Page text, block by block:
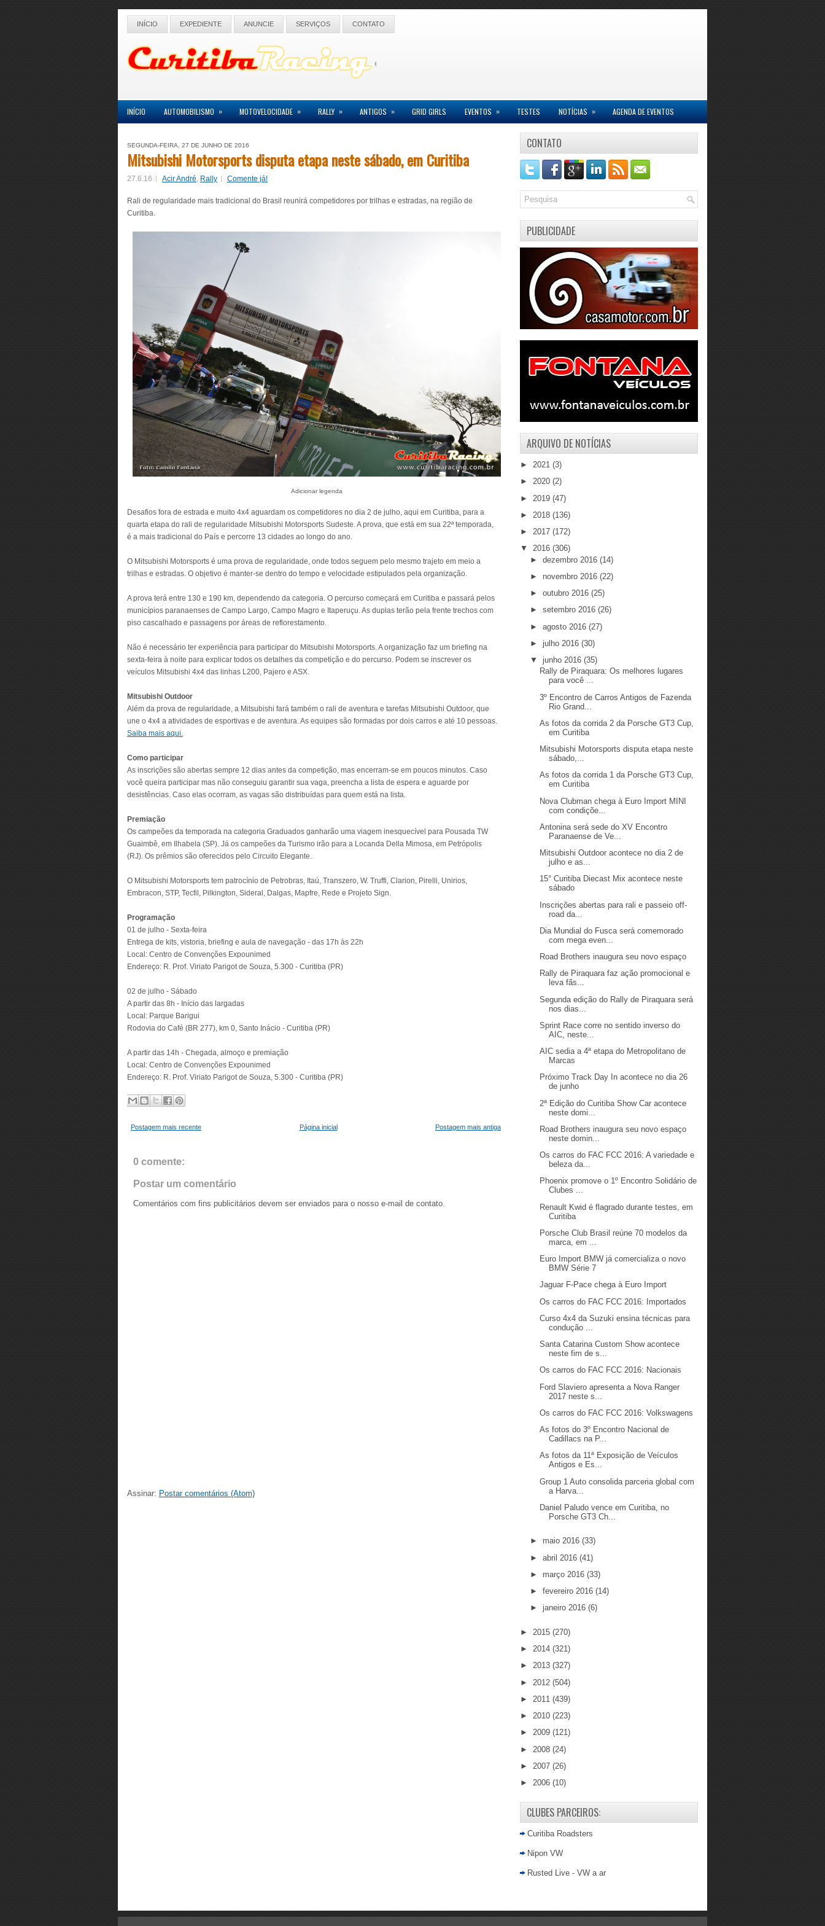
INÍCIO EXPEDIENTE ANUNCIE SERVIÇOS CONTATO
INÍCIO AUTOMOBILISMO » MOTOVELOCIDADE » RALLY » ANTIGOS » GRID GIRLS EVENTOS » TESTES NOTÍCIAS » AGENDA DE EVENTOS
SEGUNDA-FEIRA, 27 DE JUNHO DE 2016
Mitsubishi Motorsports disputa etapa neste sábado, em Curitiba
27.6.16 Acir André, Rally Comente já!
Rali de regularidade mais tradicional do Brasil reunirá competidores por trilhas e estradas, na região de
Curitiba.
Adicionar legenda
Desafios fora de estrada e muito 4x4 aguardam os competidores no dia 2 de julho, aqui em Curitiba, para a
quarta etapa do rali de regularidade Mitsubishi Motorsports Sudeste. A prova, que está em sua 22ª temporada,
é a mais tradicional do País e percorre 13 cidades ao longo do ano.
O Mitsubishi Motorsports é uma prova de regularidade, onde todos seguem pelo mesmo trajeto em meio a
trilhas e estradas. O objetivo é manter-se dentro do tempo e velocidade estipulados pela organização.
A prova terá entre 130 e 190 km, dependendo da categoria. O percurso começará em Curitiba e passará pelos
municípios paranaenses de Campo Largo, Campo Magro e Itaperuçu. As duplas terão pela frente trechos com
piso cascalhado e passagens por áreas de reflorestamento.
Não é necessário ter experiência para participar do Mitsubishi Motorsports. A organização faz um briefing na
sexta-feira à noite para explicar todos os detalhes da competição e do percurso. Podem se inscrever os
veículos Mitsubishi 4x4 das linhas L200, Pajero e ASX.
Mitsubishi Outdoor
Além da prova de regularidade, a Mitsubishi fará também o rali de aventura e tarefas Mitsubishi Outdoor, que
une o 4x4 a atividades de esportivas e de aventura. As equipes são formadas por dois carros e até 10 pessoas.
Saiba mais aqui.
Como participar
As inscrições são abertas sempre 12 dias antes da competição, mas encerram-se em poucos minutos. Caso
você queira participar mas não conseguiu garantir sua vaga, preencha a lista de espera e aguarde por
desistências. Caso elas ocorram, as vagas são distribuídas para quem está na lista.
Premiação
Os campeões da temporada na categoria Graduados ganharão uma viagem inesquecível para Pousada TW
Guaimbê, em Ilhabela (SP). Já os campeões da Turismo irão para a Locanda Della Mimosa, em Petrópolis
(RJ). Os prêmios são oferecidos pelo Circuito Elegante.
O Mitsubishi Motorsports tem patrocínio de Petrobras, Itaú, Transzero, W. Truffi, Clarion, Pirelli, Unirios,
Embracon, STP, Tecfil, Pilkington, Sideral, Dalgas, Mapfre, Rede e Projeto Sign.
Programação
01 de julho - Sexta-feira
Entrega de kits, vistoria, briefing e aula de navegação - das 17h às 22h
Local: Centro de Convenções Expounimed
Endereço: R. Prof. Viriato Parigot de Souza, 5.300 - Curitiba (PR)
02 de julho - Sábado
A partir das 8h - Início das largadas
Local: Parque Barigui
Rodovia do Café (BR 277), km 0, Santo Inácio - Curitiba (PR)
A partir das 14h - Chegada, almoço e premiação
Local: Centro de Convenções Expounimed
Endereço: R. Prof. Viriato Parigot de Souza, 5.300 - Curitiba (PR)
Postagem mais recente Postagem mais antiga
Página inicial
0 comente:
Postar um comentário
Comentários com fins publicitários devem ser enviados para o nosso e-mail de contato.
Assinar: Postar comentários (Atom)
CONTATO
PUBLICIDADE
ARQUIVO DE NOTÍCIAS
► 2021 (3)
► 2020 (2)
► 2019 (47)
► 2018 (136)
► 2017 (172)
▼ 2016 (306)
► dezembro 2016 (14)
► novembro 2016 (22)
► outubro 2016 (25)
► setembro 2016 (26)
► agosto 2016 (27)
► julho 2016 (30)
▼ junho 2016 (35)
Rally de Piraquara: Os melhores lugares
para você ...
3º Encontro de Carros Antigos de Fazenda
Rio Grand...
As fotos da corrida 2 da Porsche GT3 Cup,
em Curitiba
Mitsubishi Motorsports disputa etapa neste
sábado,...
As fotos da corrida 1 da Porsche GT3 Cup,
em Curitiba
Nova Clubman chega à Euro Import MINI
com condiçõe...
Antonina será sede do XV Encontro
Paranaense de Ve...
Mitsubishi Outdoor acontece no dia 2 de
julho e as...
15° Curitiba Diecast Mix acontece neste
sábado
Inscrições abertas para rali e passeio off-
road da...
Dia Mundial do Fusca será comemorado
com mega even...
Road Brothers inaugura seu novo espaço
Rally de Piraquara faz ação promocional e
leva fãs...
Segunda edição do Rally de Piraquara será
nos dias...
Sprint Race corre no sentido inverso do
AIC, neste...
AIC sedia a 4ª etapa do Metropolitano de
Marcas
Próximo Track Day In acontece no dia 26
de junho
2ª Edição do Curitiba Show Car acontece
neste domi...
Road Brothers inaugura seu novo espaço
neste domin...
Os carros do FAC FCC 2016: A variedade e
beleza da...
Phoenix promove o 1º Encontro Solidário de
Clubes ...
Renault Kwid é flagrado durante testes, em
Curitiba
Porsche Club Brasil reúne 70 modelos da
marca, em ...
Euro Import BMW já comercializa o novo
BMW Série 7
Jaguar F-Pace chega à Euro Import
Os carros do FAC FCC 2016: Importados
Curso 4x4 da Suzuki ensina técnicas para
condução ...
Santa Catarina Custom Show acontece
neste fim de s...
Os carros do FAC FCC 2016: Nacionais
Ford Slaviero apresenta a Nova Ranger
2017 neste s...
Os carros do FAC FCC 2016: Volkswagens
As fotos do 3º Encontro Nacional de
Cadillacs na P...
As fotos da 11ª Exposição de Veículos
Antigos e Es...
Group 1 Auto consolida parceria global com
a Harva...
Daniel Paludo vence em Curitiba, no
Porsche GT3 Ch...
► maio 2016 (33)
► abril 2016 (41)
► março 2016 (33)
► fevereiro 2016 (14)
► janeiro 2016 (6)
► 2015 (270)
► 2014 (321)
► 2013 (327)
► 2012 (504)
► 2011 (439)
► 2010 (223)
► 2009 (121)
► 2008 (24)
► 2007 (26)
► 2006 (10)
CLUBES PARCEIROS:
Curitiba Roadsters
Nipon VW
Rusted Live - VW a ar